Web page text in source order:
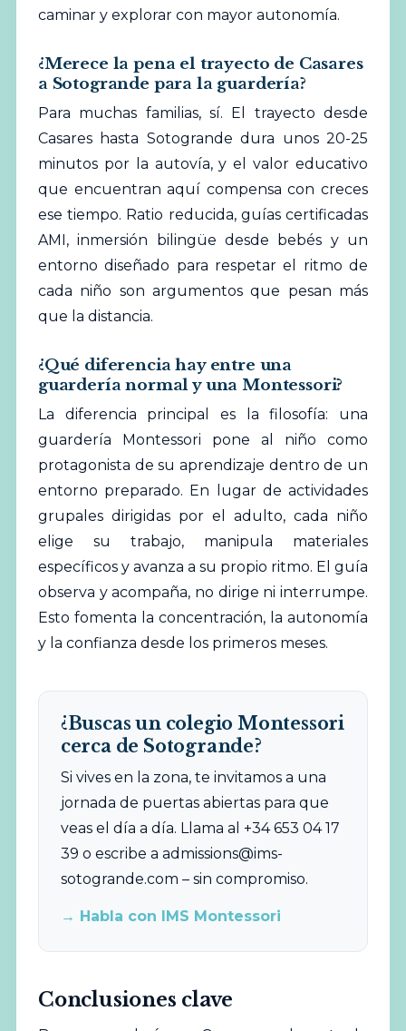
caminar y explorar con mayor autonomía.
¿Merece la pena el trayecto de Casares
a Sotogrande para la guardería?
Para muchas familias, sí. El trayecto desde
Casares hasta Sotogrande dura unos 20-25
minutos por la autovía, y el valor educativo
que encuentran aquí compensa con creces
ese tiempo. Ratio reducida, guías certificadas
AMI, inmersión bilingüe desde bebés y un
entorno diseñado para respetar el ritmo de
cada niño son argumentos que pesan más
que la distancia.
¿Qué diferencia hay entre una
guardería normal y una Montessori?
La diferencia principal es la filosofía: una
guardería Montessori pone al niño como
protagonista de su aprendizaje dentro de un
entorno preparado. En lugar de actividades
grupales dirigidas por el adulto, cada niño
elige su trabajo, manipula materiales
específicos y avanza a su propio ritmo. El guía
observa y acompaña, no dirige ni interrumpe.
Esto fomenta la concentración, la autonomía
y la confianza desde los primeros meses.
¿Buscas un colegio Montessori
cerca de Sotogrande?
Si vives en la zona, te invitamos a una
jornada de puertas abiertas para que
veas el día a día. Llama al +34 653 04 17
39 o escribe a admissions@ims-
sotogrande.com – sin compromiso.
→ Habla con IMS Montessori
Conclusiones clave